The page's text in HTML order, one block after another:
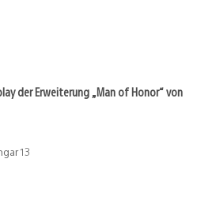
der Erweiterung „Man of Honor“ von
13